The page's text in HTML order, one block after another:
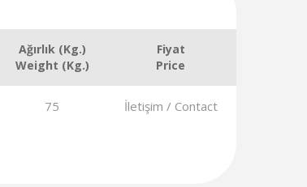
Ağırlık (Kg.)
Weight (Kg.)
Fiyat
Price
75 İletişim / Contact